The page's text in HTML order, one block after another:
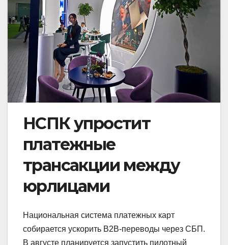
НСПК упростит
платежные
трансакции между
юрлицами
Национальная система платежных карт
собирается ускорить В2В-переводы через СБП.
В августе планируется запустить пилотный